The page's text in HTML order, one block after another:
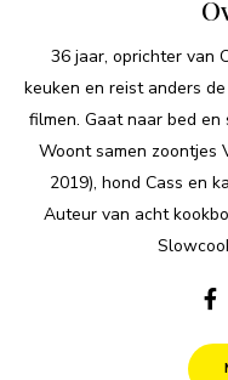
36 jaar, oprichter van
keuken en reist anders
filmen. Gaat naar bed
Woont samen zoontjes
2019), hond Cass en
Auteur van acht